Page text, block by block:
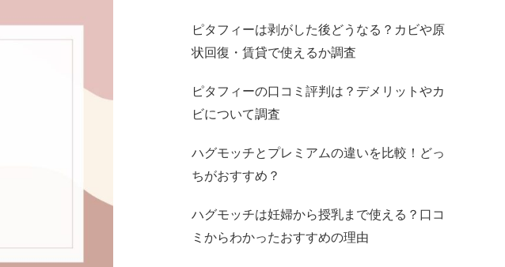
ピタフィーは剥がした後どうなる？カビや原
状回復・賃貸で使えるか調査
ピタフィーの口コミ評判は？デメリットやカ
ビについて調査
ハグモッチとプレミアムの違いを比較！どっ
ちがおすすめ？
ハグモッチは妊婦から授乳まで使える？口コ
ミからわかったおすすめの理由